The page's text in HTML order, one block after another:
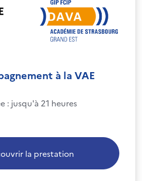
à la VAE
: jusqu'à 21 heures
la prestation